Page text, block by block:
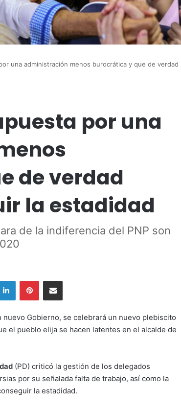
una administración menos burocrática y que de verdad
por una
de verdad
la estadidad
de la indiferencia del PNP son
LinkedInPinterestShare via Email
Gobierno, se celebrará un nuevo plebiscito
el pueblo elija se hacen latentes en el alcalde de
(PD) criticó la gestión de los delegados
por su señalada falta de trabajo, así como la
la estadidad.